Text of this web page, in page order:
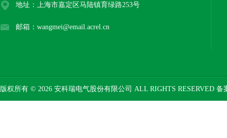
地址：上海市嘉定区马陆镇育绿路253号
邮箱：wangmei@email.acrel.cn
版权所有 © 2026 安科瑞电气股份有限公司 ALL RIGHTS RESERVED 备